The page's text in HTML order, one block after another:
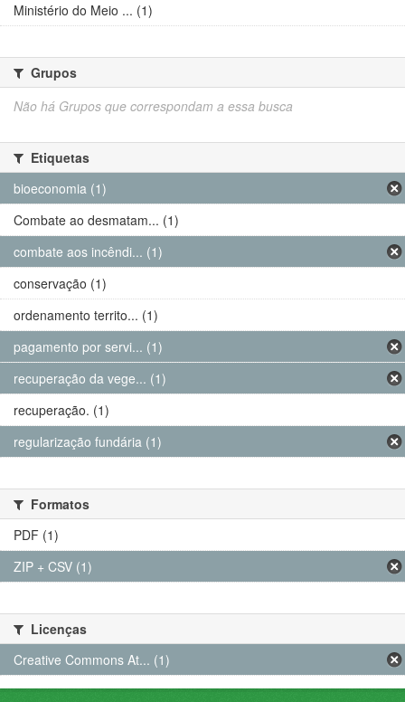
Ministério do Meio ... (1)
Grupos
Não há Grupos que correspondam a essa busca
Etiquetas
bioeconomia (1)
Combate ao desmatam... (1)
combate aos incêndi... (1)
conservação (1)
ordenamento territo... (1)
pagamento por servi... (1)
recuperação da vege... (1)
recuperação. (1)
regularização fundária (1)
Formatos
PDF (1)
ZIP + CSV (1)
Licenças
Creative Commons At... (1)